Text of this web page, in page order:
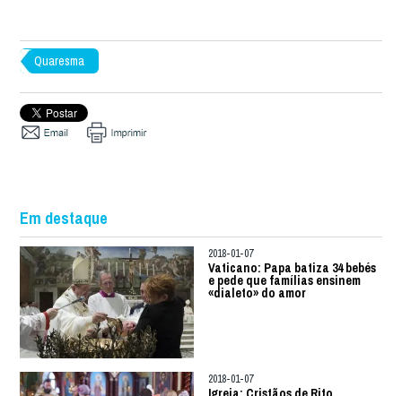
Quaresma
Em destaque
2018-01-07
Vaticano: Papa batiza 34 bebés
e pede que famílias ensinem
«dialeto» do amor
2018-01-07